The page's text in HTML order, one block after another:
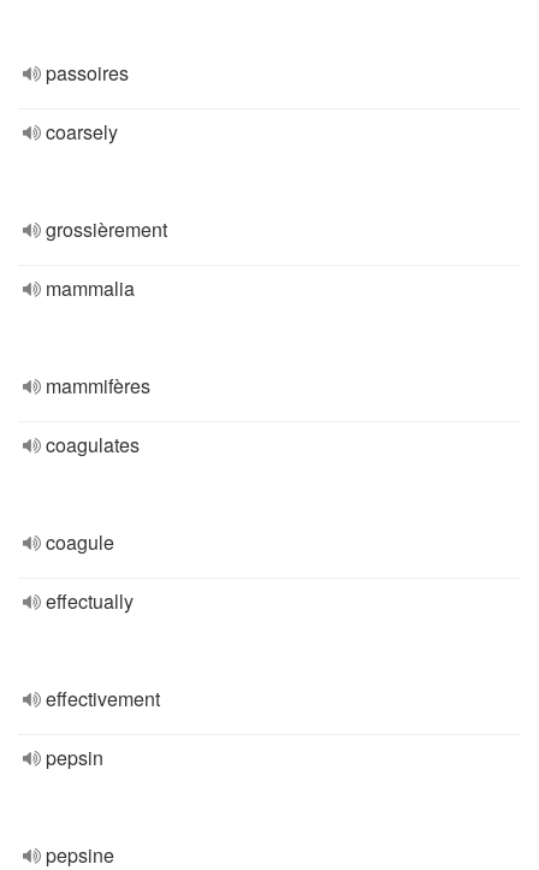
passoires
coarsely
grossièrement
mammalia
mammifères
coagulates
coagule
effectually
effectivement
pepsin
pepsine